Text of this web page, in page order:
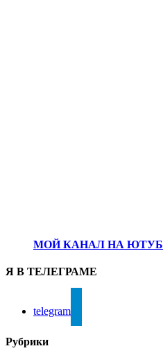
МОЙ КАНАЛ НА ЮТУБ
Я В ТЕЛЕГРАМЕ
telegram
Рубрики